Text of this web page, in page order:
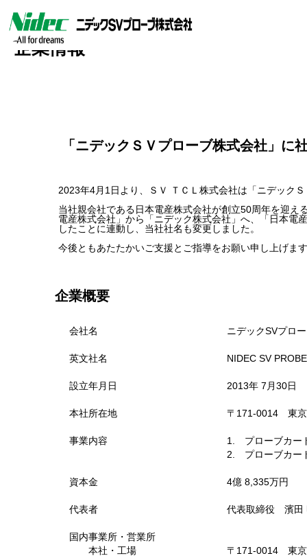
企業情報
「ニデックＳＶプローブ株式会社」に
2023年4月1日より、ＳＶ ＴＣＬ株式会社は「ニデック
当社親会社である日本電産株式会社が創立50周年を迎
電産株式会社」から「ニデック株式会社」へ、「日本電
したことに連動し、当社社名も変更しました。
今後ともあたたかいご支援とご指導をお願い申し上げま
企業概要
会社名 ニデックSVプロ
英文社名 NIDEC SV
設立年月日 2013年 7月30日
本社所在地 〒171-0014 東京
事業内容
1. プローブカー
2. プローブカー
資本金 4億 8,335万円
代表者 代表取締役
国内事業所・営業所
本社・工場
〒171-0014 東京